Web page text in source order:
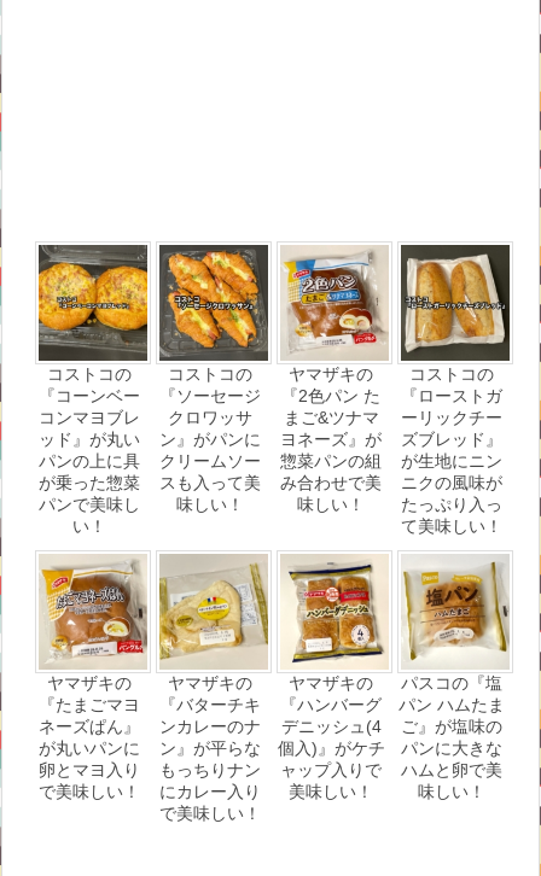
コストコの
『コーンベー
コンマヨブレ
ッド』が丸い
パンの上に具
が乗った惣菜
パンで美味し
い！
コストコの
『ソーセージ
クロワッサ
ン』がパンに
クリームソー
スも入って美
味しい！
ヤマザキの
『2色パン た
まご&ツナマ
ヨネーズ』が
惣菜パンの組
み合わせで美
味しい！
コストコの
『ローストガ
ーリックチー
ズブレッド』
が生地にニン
ニクの風味が
たっぷり入っ
て美味しい！
ヤマザキの
『たまごマヨ
ネーズぱん』
が丸いパンに
卵とマヨ入り
で美味しい！
ヤマザキの
『バターチキ
ンカレーのナ
ン』が平らな
もっちりナン
にカレー入り
で美味しい！
ヤマザキの
『ハンバーグ
デニッシュ(4
個入)』がケチ
ャップ入りで
美味しい！
パスコの『塩
パン ハムたま
ご』が塩味の
パンに大きな
ハムと卵で美
味しい！